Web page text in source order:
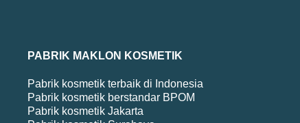
PABRIK MAKLON KOSMETIK
Pabrik kosmetik terbaik di Indonesia
Pabrik kosmetik berstandar BPOM
Pabrik kosmetik Jakarta